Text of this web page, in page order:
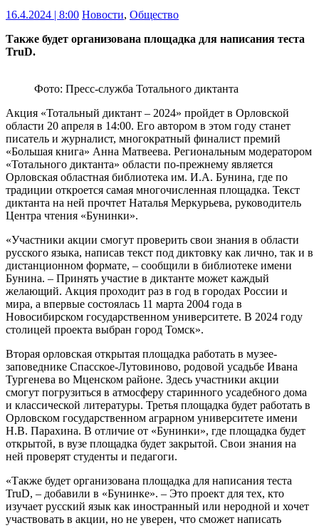
16.4.2024 | 8:00 Новости, Общество
Также будет организована площадка для написания теста
TruD.
Фото: Пресс-служба Тотального диктанта
Акция «Тотальный диктант – 2024» пройдет в Орловской
области 20 апреля в 14:00. Его автором в этом году станет
писатель и журналист, многократный финалист премий
«Большая книга» Анна Матвеева. Региональным модератором
«Тотального диктанта» области по-прежнему является
Орловская областная библиотека им. И.А. Бунина, где по
традиции откроется самая многочисленная площадка. Текст
диктанта на ней прочтет Наталья Меркурьева, руководитель
Центра чтения «Бунинки».
«Участники акции смогут проверить свои знания в области
русского языка, написав текст под диктовку как лично, так и в
дистанционном формате, – сообщили в библиотеке имени
Бунина. – Принять участие в диктанте может каждый
желающий. Акция проходит раз в год в городах России и
мира, а впервые состоялась 11 марта 2004 года в
Новосибирском государственном университете. В 2024 году
столицей проекта выбран город Томск».
Вторая орловская открытая площадка работать в музее-
заповеднике Спасское-Лутовиново, родовой усадьбе Ивана
Тургенева во Мценском районе. Здесь участники акции
смогут погрузиться в атмосферу старинного усадебного дома
и классической литературы. Третья площадка будет работать в
Орловском государственном аграрном университете имени
Н.В. Парахина. В отличие от «Бунинки», где площадка будет
открытой, в вузе площадка будет закрытой. Свои знания на
ней проверят студенты и педагоги.
«Также будет организована площадка для написания теста
TruD, – добавили в «Бунинке». – Это проект для тех, кто
изучает русский язык как иностранный или неродной и хочет
участвовать в акции, но не уверен, что сможет написать